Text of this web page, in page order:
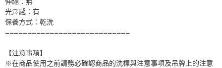
伸縮：無
光澤感：有
保養方式：乾洗
============================
【注意事項】
※在商品使用之前請務必確認商品的洗標與注意事項及吊牌上的注意